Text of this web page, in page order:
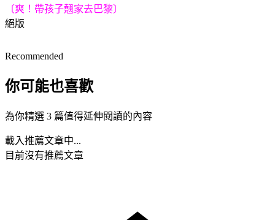
〔爽！帶孩子翹家去巴黎〕
絕版
Recommended
你可能也喜歡
為你精選 3 篇值得延伸閱讀的內容
載入推薦文章中...
目前沒有推薦文章